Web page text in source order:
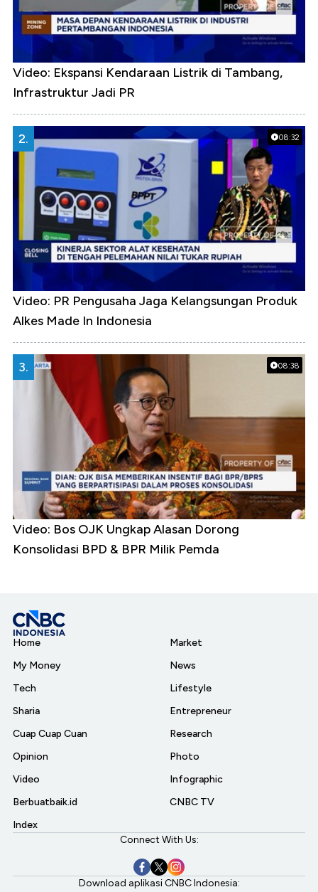
Video: Ekspansi Kendaraan Listrik di Tambang,
Infrastruktur Jadi PR
08:32
2.
Video: PR Pengusaha Jaga Kelangsungan Produk
Alkes Made In Indonesia
08:38
3.
Video: Bos OJK Ungkap Alasan Dorong
Konsolidasi BPD & BPR Milik Pemda
Home
My Money
Tech
Sharia
Cuap Cuap Cuan
Opinion
Video
Berbuatbaik.id
Index
Market
News
Lifestyle
Entrepreneur
Research
Photo
Infographic
CNBC TV
Connect With Us:
Download aplikasi CNBC Indonesia: